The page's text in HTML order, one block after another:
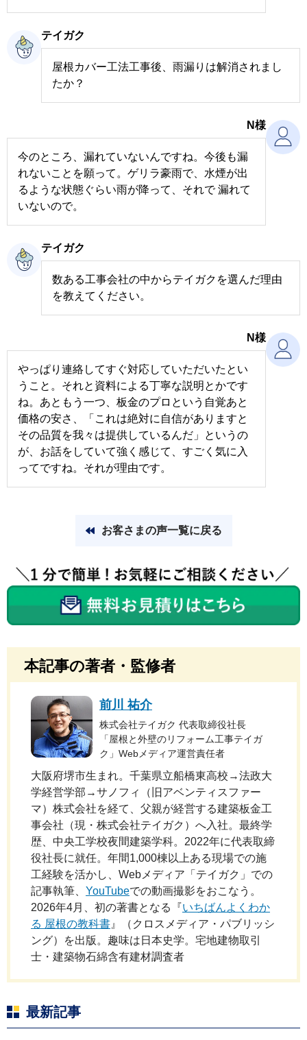
テイガク
屋根カバー工法工事後、雨漏りは解消されまし
たか？
N様
今のところ、漏れていないんですね。今後も漏
れないことを願って。ゲリラ豪雨で、水煙が出
るような状態ぐらい雨が降って、それで 漏れて
いないので。
テイガク
数ある工事会社の中からテイガクを選んだ理由
を教えてください。
N様
やっぱり連絡してすぐ対応していただいたとい
うこと。それと資料による丁寧な説明とかです
ね。あともう一つ、板金のプロという自覚あと
価格の安さ、「これは絶対に自信がありますと
その品質を我々は提供しているんだ」というの
が、お話をしていて強く感じて、すごく気に入
ってですね。それが理由です。
お客さまの声一覧に戻る
本記事の著者・監修者
前川 祐介
株式会社テイガク 代表取締役社長
「屋根と外壁のリフォーム工事テイガ
ク」Webメディア運営責任者
大阪府堺市生まれ。千葉県立船橋東高校→法政大
学経営学部→サノフィ（旧アベンティスファー
マ）株式会社を経て、父親が経営する建築板金工
事会社（現・株式会社テイガク）へ入社。最終学
歴、中央工学校夜間建築学科。2022年に代表取締
役社長に就任。年間1,000棟以上ある現場での施
工経験を活かし、Webメディア「テイガク」での
記事執筆、 YouTubeでの動画撮影をおこなう。
2026年4月、初の著書となる『いちばんよくわか
る 屋根の教科書 』（クロスメディア・パブリッシ
ング）を出版。趣味は日本史学。宅地建物取引
士・建築物石綿含有建材調査者
最新記事